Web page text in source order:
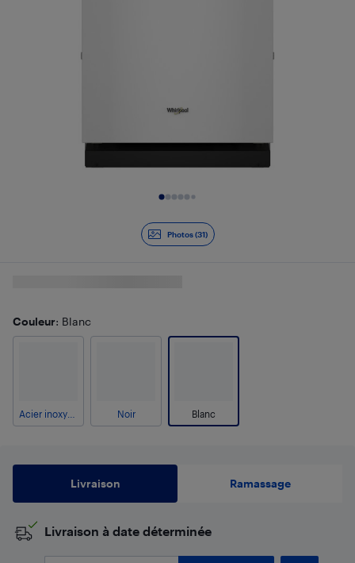
Photos (31)
Couleur: Blanc
Noir Blanc
Livraison Ramassage
​Livraison à date déterminée